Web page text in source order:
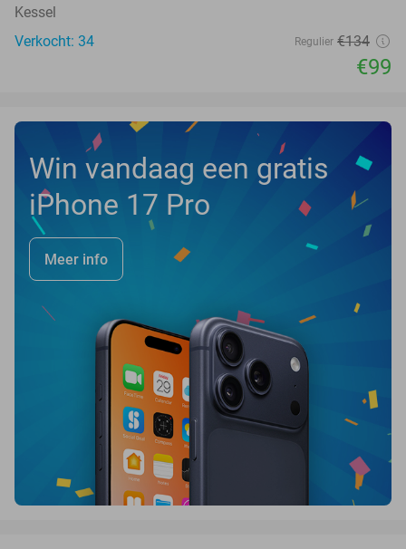
Kessel
Verkocht: 34
Regulier €134
€99
Win vandaag een gratis
iPhone 17 Pro
Meer info